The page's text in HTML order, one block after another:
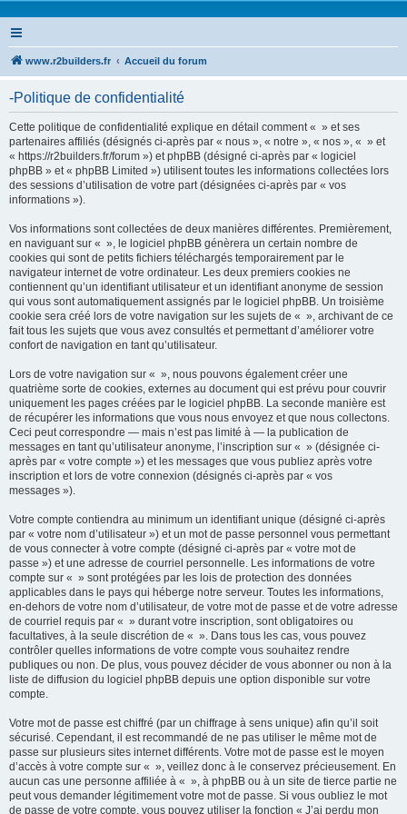
www.r2builders.fr Accueil du forum
-Politique de confidentialité
Cette politique de confidentialité explique en détail comment « » et ses
partenaires affiliés (désignés ci-après par « nous », « notre », « nos », « » et
« https://r2builders.fr/forum ») et phpBB (désigné ci-après par « logiciel
phpBB » et « phpBB Limited ») utilisent toutes les informations collectées lors
des sessions d’utilisation de votre part (désignées ci-après par « vos
informations »).
Vos informations sont collectées de deux manières différentes. Premièrement,
en naviguant sur « », le logiciel phpBB génèrera un certain nombre de
cookies qui sont de petits fichiers téléchargés temporairement par le
navigateur internet de votre ordinateur. Les deux premiers cookies ne
contiennent qu’un identifiant utilisateur et un identifiant anonyme de session
qui vous sont automatiquement assignés par le logiciel phpBB. Un troisième
cookie sera créé lors de votre navigation sur les sujets de « », archivant de ce
fait tous les sujets que vous avez consultés et permettant d’améliorer votre
confort de navigation en tant qu’utilisateur.
Lors de votre navigation sur « », nous pouvons également créer une
quatrième sorte de cookies, externes au document qui est prévu pour couvrir
uniquement les pages créées par le logiciel phpBB. La seconde manière est
de récupérer les informations que vous nous envoyez et que nous collectons.
Ceci peut correspondre — mais n’est pas limité à — la publication de
messages en tant qu’utilisateur anonyme, l’inscription sur « » (désignée ci-
après par « votre compte ») et les messages que vous publiez après votre
inscription et lors de votre connexion (désignés ci-après par « vos
messages »).
Votre compte contiendra au minimum un identifiant unique (désigné ci-après
par « votre nom d’utilisateur ») et un mot de passe personnel vous permettant
de vous connecter à votre compte (désigné ci-après par « votre mot de
passe ») et une adresse de courriel personnelle. Les informations de votre
compte sur « » sont protégées par les lois de protection des données
applicables dans le pays qui héberge notre serveur. Toutes les informations,
en-dehors de votre nom d’utilisateur, de votre mot de passe et de votre adresse
de courriel requis par « » durant votre inscription, sont obligatoires ou
facultatives, à la seule discrétion de « ». Dans tous les cas, vous pouvez
contrôler quelles informations de votre compte vous souhaitez rendre
publiques ou non. De plus, vous pouvez décider de vous abonner ou non à la
liste de diffusion du logiciel phpBB depuis une option disponible sur votre
compte.
Votre mot de passe est chiffré (par un chiffrage à sens unique) afin qu’il soit
sécurisé. Cependant, il est recommandé de ne pas utiliser le même mot de
passe sur plusieurs sites internet différents. Votre mot de passe est le moyen
d’accès à votre compte sur « », veillez donc à le conservez précieusement. En
aucun cas une personne affiliée à « », à phpBB ou à un site de tierce partie ne
peut vous demander légitimement votre mot de passe. Si vous oubliez le mot
de passe de votre compte, vous pouvez utiliser la fonction « J’ai perdu mon